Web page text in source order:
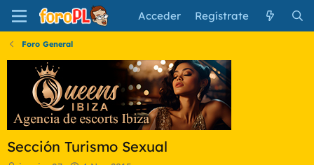
Acceder Regístrate
Foro General
Sección Turismo Sexual